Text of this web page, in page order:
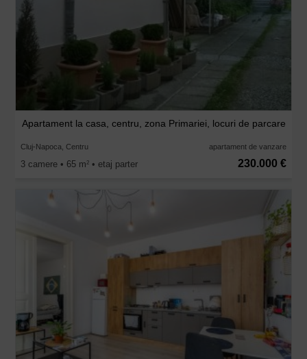
Apartament la casa, centru, zona Primariei, locuri de parcare
Cluj-Napoca, Centru apartament de vanzare
3 camere • 65 m2 • etaj parter 230.000 €